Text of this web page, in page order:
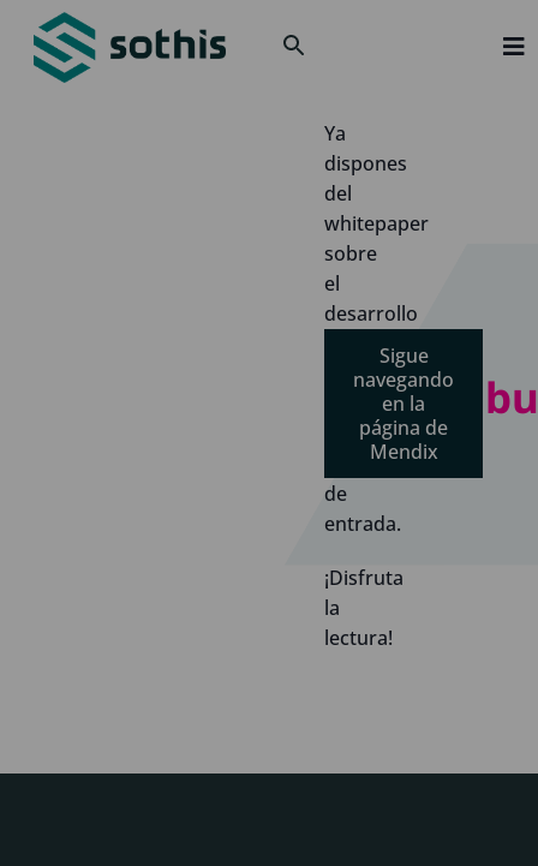
Ya
dispones
del
whitepaper
sobre
el
desarrollo
code
bandeja
de
entrada.
¡Disfruta
la
lectura!
Sigue
navegando
en la
página de
Mendix